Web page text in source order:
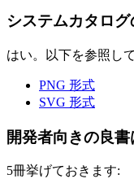
システムカタロ
はい。以下を参照し
PNG 形式
SVG 形式
開発者向きの良
5冊挙げておきます: